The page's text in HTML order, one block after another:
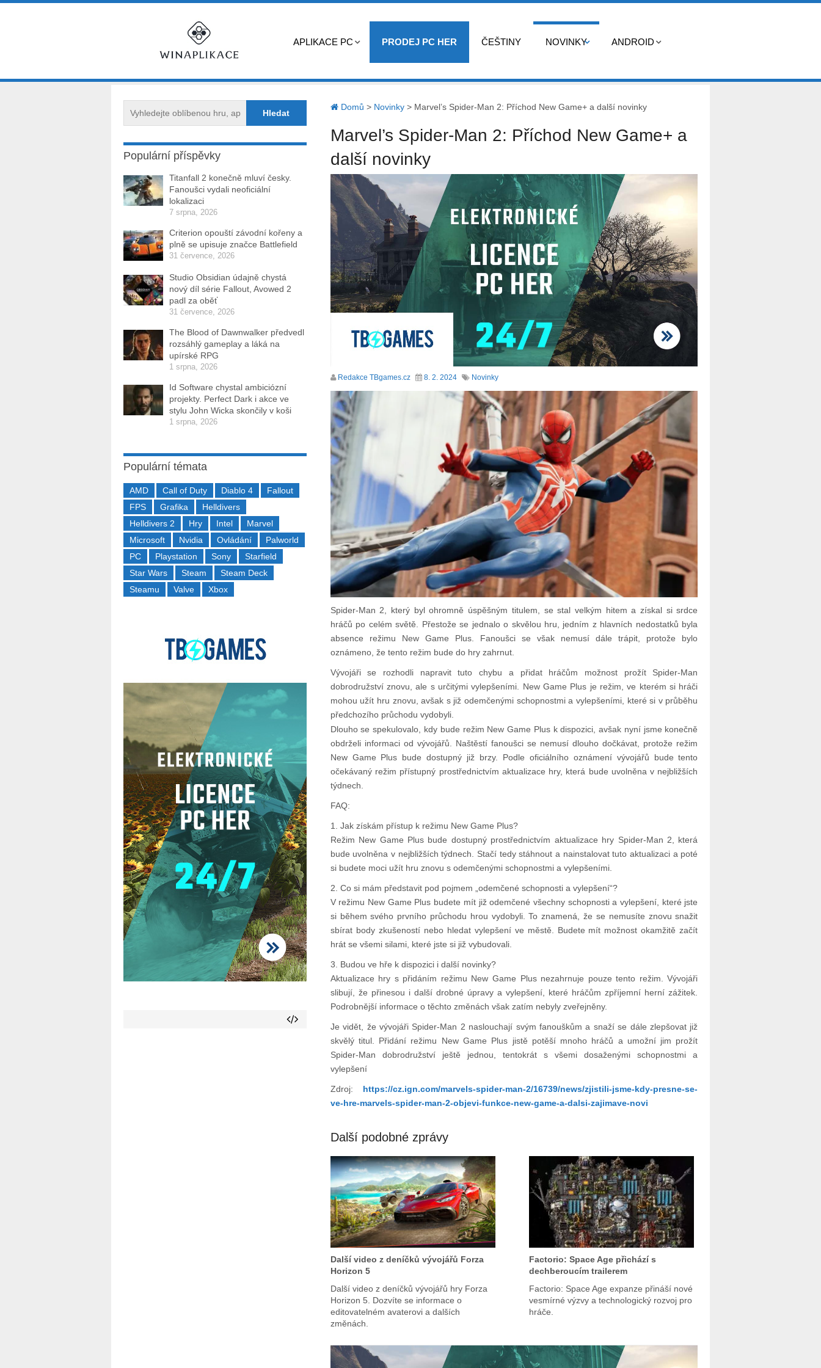
APLIKACE PC PRODEJ PC HER ČEŠTINY NOVINKY ANDROID
Domů > Novinky> Marvel’s Spider-Man 2: Příchod New Game+ a další novinky
Marvel’s Spider-Man 2: Příchod New Game+ a
další novinky
Redakce TBgames.cz 8. 2. 2024 Novinky
Spider-Man 2, který byl ohromně úspěšným titulem, se stal velkým hitem a získal si srdce
hráčů po celém světě. Přestože se jednalo o skvělou hru, jedním z hlavních nedostatků byla
absence režimu New Game Plus. Fanoušci se však nemusí dále trápit, protože bylo
oznámeno, že tento režim bude do hry zahrnut.
Vývojáři se rozhodli napravit tuto chybu a přidat hráčům možnost prožít Spider-Man
dobrodružství znovu, ale s určitými vylepšeními. New Game Plus je režim, ve kterém si hráči
mohou užít hru znovu, avšak s již odemčenými schopnostmi a vylepšeními, které si v průběhu
předchozího průchodu vydobyli.
Dlouho se spekulovalo, kdy bude režim New Game Plus k dispozici, avšak nyní jsme konečně
obdrželi informaci od vývojářů. Naštěstí fanoušci se nemusí dlouho dočkávat, protože režim
New Game Plus bude dostupný již brzy. Podle oficiálního oznámení vývojářů bude tento
očekávaný režim přístupný prostřednictvím aktualizace hry, která bude uvolněna v nejbližších
týdnech.
FAQ:
1. Jak získám přístup k režimu New Game Plus?
Režim New Game Plus bude dostupný prostřednictvím aktualizace hry Spider-Man 2, která
bude uvolněna v nejbližších týdnech. Stačí tedy stáhnout a nainstalovat tuto aktualizaci a poté
si budete moci užít hru znovu s odemčenými schopnostmi a vylepšeními.
2. Co si mám představit pod pojmem „odemčené schopnosti a vylepšení“?
V režimu New Game Plus budete mít již odemčené všechny schopnosti a vylepšení, které jste
si během svého prvního průchodu hrou vydobyli. To znamená, že se nemusíte znovu snažit
sbírat body zkušeností nebo hledat vylepšení ve městě. Budete mít možnost okamžitě začít
hrát se všemi silami, které jste si již vybudovali.
3. Budou ve hře k dispozici i další novinky?
Aktualizace hry s přidáním režimu New Game Plus nezahrnuje pouze tento režim. Vývojáři
slibují, že přinesou i další drobné úpravy a vylepšení, které hráčům zpříjemní herní zážitek.
Podrobnější informace o těchto změnách však zatím nebyly zveřejněny.
Je vidět, že vývojáři Spider-Man 2 naslouchají svým fanouškům a snaží se dále zlepšovat již
skvělý titul. Přidání režimu New Game Plus jistě potěší mnoho hráčů a umožní jim prožít
Spider-Man dobrodružství ještě jednou, tentokrát s všemi dosaženými schopnostmi a
vylepšení
Zdroj: https://cz.ign.com/marvels-spider-man-2/16739/news/zjistili-jsme-kdy-presne-se-
ve-hre-marvels-spider-man-2-objevi-funkce-new-game-a-dalsi-zajimave-novi
Další podobné zprávy
Další video z deníčků vývojářů Forza
Horizon 5
Další video z deníčků vývojářů hry Forza
Horizon 5. Dozvíte se informace o
editovatelném avaterovi a dalších
změnách.
Factorio: Space Age přichází s
dechberoucím trailerem
Factorio: Space Age expanze přináší nové
vesmírné výzvy a technologický rozvoj pro
hráče.
Populární příspěvky
Titanfall 2 konečně mluví česky.
Fanoušci vydali neoficiální
lokalizaci
7 srpna, 2026
Criterion opouští závodní kořeny a
plně se upisuje značce Battlefield
31 července, 2026
Studio Obsidian údajně chystá
nový díl série Fallout, Avowed 2
padl za oběť
31 července, 2026
The Blood of Dawnwalker předvedl
rozsáhlý gameplay a láká na
upírské RPG
1 srpna, 2026
Id Software chystal ambiciózní
projekty. Perfect Dark i akce ve
stylu John Wicka skončily v koši
1 srpna, 2026
Populární témata
AMD Call of Duty Diablo 4
Fallout
FPS
Grafika
Helldivers
Helldivers 2
Hry Intel
Marvel
Microsoft
Nvidia Ovládání
Palworld
PC
Playstation Sony
Starfield
Star Wars
Steam
Steam Deck
Steamu
Valve Xbox